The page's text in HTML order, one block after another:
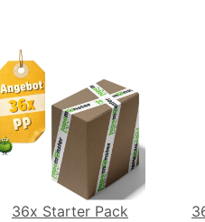
36x Starter Pack